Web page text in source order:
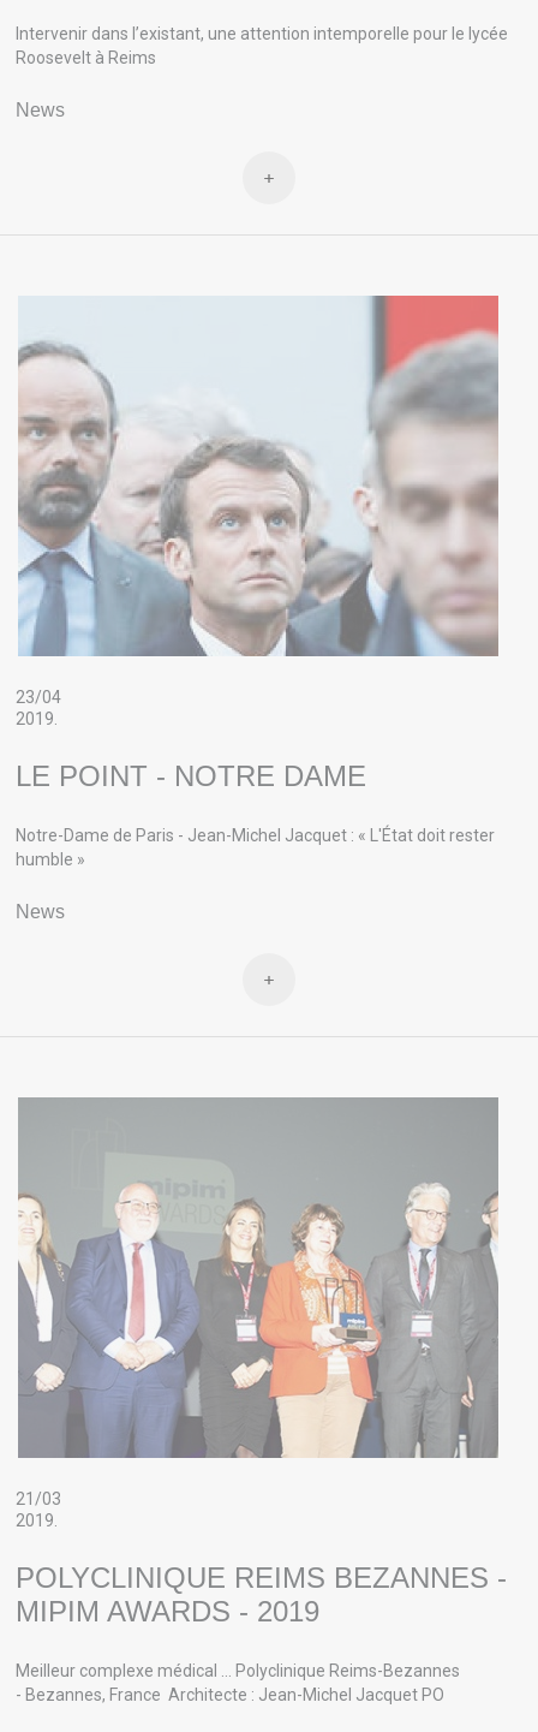
Intervenir dans l’existant, une attention intemporelle pour le lycée
Roosevelt à Reims
News
23/04
2019.
LE POINT - NOTRE DAME
Notre-Dame de Paris - Jean-Michel Jacquet : « L'État doit rester
humble »
News
21/03
2019.
POLYCLINIQUE REIMS BEZANNES -
MIPIM AWARDS - 2019
Meilleur complexe médical … Polyclinique Reims-Bezannes
- Bezannes, France Architecte : Jean-Michel Jacquet PO